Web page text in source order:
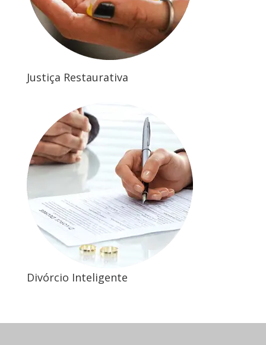
Justiça Restaurativa
Divórcio Inteligente